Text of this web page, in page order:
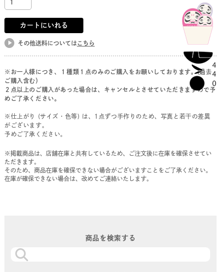
カートにいれる
その他送料については こちら
※お一人様につき、１種類１点のみのご購入をお願いしております。(過去
ご購入含む）
２点以上のご購入があった場合は、キャンセルとさせていただきますので予
めご了承ください。
※仕上がり (サイズ・色等) は、1点ずつ手作りのため、写真と若干の差異
がございます。
予めご了承ください。
※掲載商品は、店舗在庫と共有しているため、ご注文後に在庫を確保させてい
ただきます。
そのため、商品在庫を確保できない場合がございますことをご了承ください。
在庫が確保できない場合は、改めてご連絡いたします。
商品を検索する